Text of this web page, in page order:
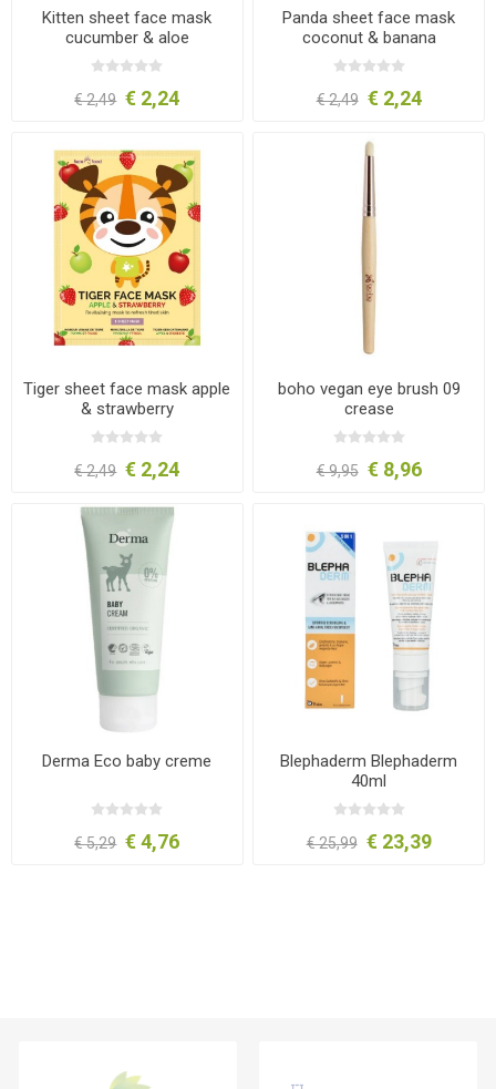
Kitten sheet face mask
cucumber & aloe
€ 2,49 € 2,24
Panda sheet face mask
coconut & banana
€ 2,49 € 2,24
Tiger sheet face mask apple
& strawberry
€ 2,49 € 2,24
boho vegan eye brush 09
crease
€ 9,95 € 8,96
Derma Eco baby creme
€ 5,29 € 4,76
Blephaderm Blephaderm
40ml
€ 25,99 € 23,39